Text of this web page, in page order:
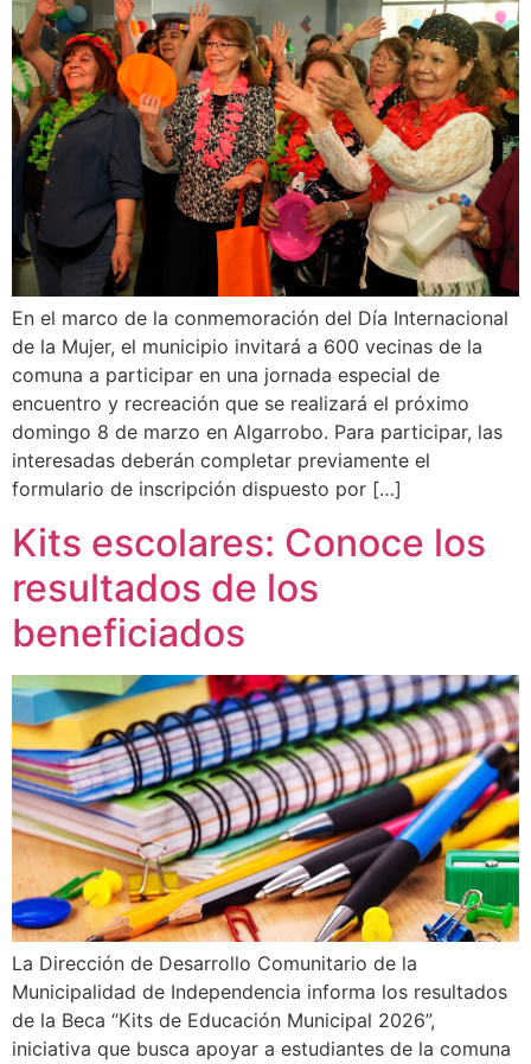
En el marco de la conmemoración del Día Internacional
de la Mujer, el municipio invitará a 600 vecinas de la
comuna a participar en una jornada especial de
encuentro y recreación que se realizará el próximo
domingo 8 de marzo en Algarrobo. Para participar, las
interesadas deberán completar previamente el
formulario de inscripción dispuesto por […]
Kits escolares: Conoce los
resultados de los
beneficiados
La Dirección de Desarrollo Comunitario de la
Municipalidad de Independencia informa los resultados
de la Beca “Kits de Educación Municipal 2026”,
iniciativa que busca apoyar a estudiantes de la comuna